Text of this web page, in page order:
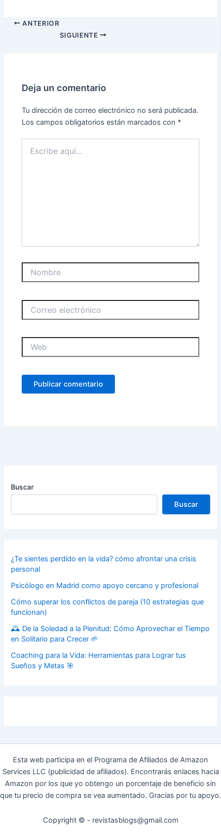
ANTERIOR
SIGUIENTE
Deja un comentario
Tu dirección de correo electrónico no será publicada.
Los campos obligatorios están marcados con *
aquí...
electrónico
Buscar
Buscar
¿Te sientes perdido en la vida? cómo afrontar una crisis
personal
Psicólogo en Madrid como apoyo cercano y profesional
Cómo superar los conflictos de pareja (10 estrategias que
funcionan)
🕰️ De la Soledad a la Plenitud: Cómo Aprovechar el Tiempo
en Solitario para Crecer 🌱
Coaching para la Vida: Herramientas para Lograr tus
Sueños y Metas 🎯
Esta web participa en el Programa de Afiliados de Amazon
Services LLC (publicidad de afiliados). Encontrarás enlaces hacia
Amazon por los que yo obtengo un porcentaje de beneficio sin
que tu precio de compra se vea aumentado. Gracias por tu apoyo.
Copyright © - revistasblogs@gmail.com